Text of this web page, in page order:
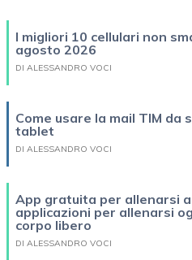
I migliori 10 cellulari non
agosto 2026
DI ALESSANDRO VOCI
Come usare la mail TIM da
tablet
DI ALESSANDRO VOCI
App gratuita per allenarsi
applicazioni per allenarsi
corpo libero
DI ALESSANDRO VOCI